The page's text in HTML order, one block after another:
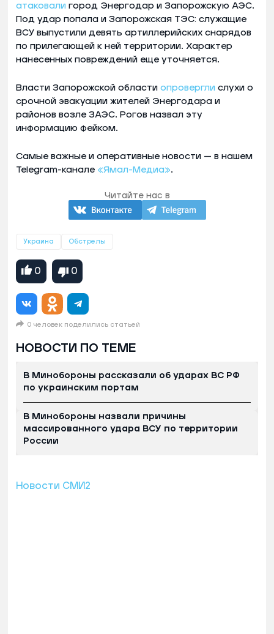
атаковали город Энергодар и Запорожскую АЭС.
Под удар попала и Запорожская ТЭС: служащие
ВСУ выпустили девять артиллерийских снарядов
по прилегающей к ней территории. Характер
нанесенных повреждений еще уточняется.
Власти Запорожской области опровергли слухи о
срочной эвакуации жителей Энергодара и
районов возле ЗАЭС. Рогов назвал эту
информацию фейком.
Самые важные и оперативные новости — в нашем
Telegram-канале «Ямал-Медиа».
Читайте нас в
Украина Обстрелы
0 0
0 человек поделились статьей
НОВОСТИ ПО ТЕМЕ
В Минобороны рассказали об ударах ВС РФ
по украинским портам
В Минобороны назвали причины
массированного удара ВСУ по территории
России
Новости СМИ2